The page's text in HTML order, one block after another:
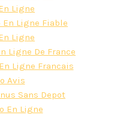
Ligne
Ligne Fiable
Ligne
Ligne De France
Ligne Francais
Avis
Sans Depot
En Ligne